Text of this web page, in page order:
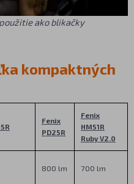
ako blikačky
kompaktných
Fenix
PD25R
Fenix
HM51R
Ruby V2.0
800 lm 700 lm